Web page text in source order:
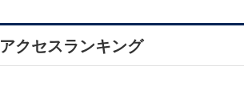
アクセスランキング